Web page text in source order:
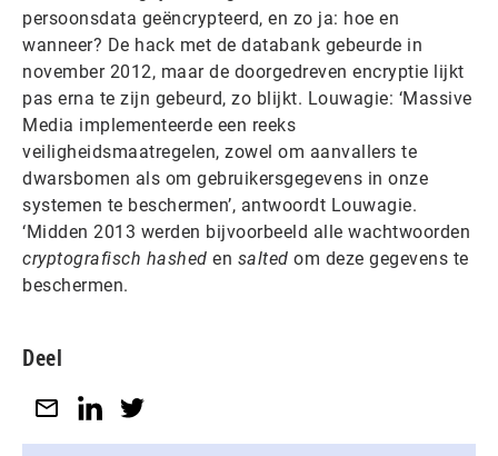
persoonsdata geëncrypteerd, en zo ja: hoe en
wanneer? De hack met de databank gebeurde in
november 2012, maar de doorgedreven encryptie lijkt
pas erna te zijn gebeurd, zo blijkt. Louwagie: ‘Massive
Media implementeerde een reeks
veiligheidsmaatregelen, zowel om aanvallers te
dwarsbomen als om gebruikersgegevens in onze
systemen te beschermen’, antwoordt Louwagie.
‘Midden 2013 werden bijvoorbeeld alle wachtwoorden
cryptografisch hashed en salted om deze gegevens te
beschermen.
Deel